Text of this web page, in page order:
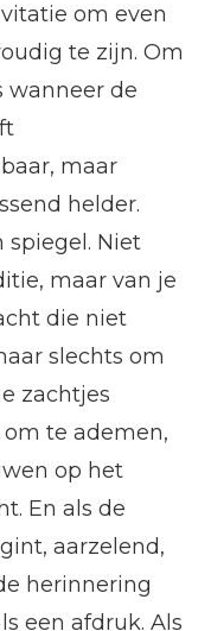
om even
te zijn. Om
wanneer de
maar
helder.
spiegel. Niet
maar van je
die niet
slechts om
zachtjes
te ademen,
op het
En als de
aarzelend,
herinnering
een afdruk. Als